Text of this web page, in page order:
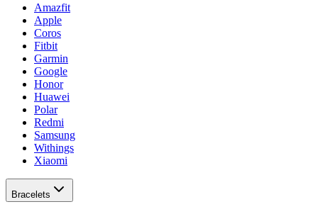
Amazfit
Apple
Coros
Fitbit
Garmin
Google
Honor
Huawei
Polar
Redmi
Samsung
Withings
Xiaomi
Bracelets